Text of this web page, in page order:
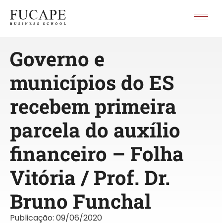
Governo e
municípios do ES
recebem primeira
parcela do auxílio
financeiro – Folha
Vitória / Prof. Dr.
Bruno Funchal
Publicação: 09/06/2020